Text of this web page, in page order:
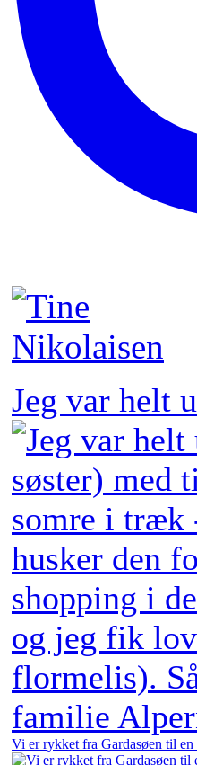
Jeg var helt
Vi er rykket fra Gardasøen til